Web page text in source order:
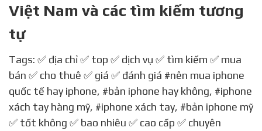
Việt Nam và các tìm kiếm tương
tự
Tags: ✅ địa chỉ ✅ top ✅ dịch vụ ✅ tìm kiếm ✅ mua
bán ✅ cho thuê ✅ giá ✅ đánh giá #nên mua iphone
quốc tế hay iphone, #bản iphone hay không, #iphone
xách tay hàng mỹ, #iphone xách tay, #bản iphone mỹ
✅ tốt không ✅ bao nhiêu ✅ cao cấp ✅ chuyên